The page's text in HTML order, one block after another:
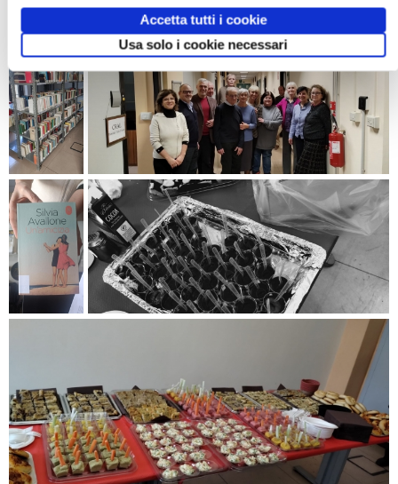
Accetta tutti i cookie
Usa solo i cookie necessari